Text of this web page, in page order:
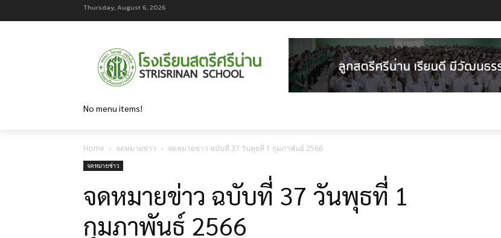
Thursday, August 6, 2026
No menu items!
Home จดหมายข่าว จดหมายข่าว ฉบับที่ 37 วันพุธที่ 1 กุมภาพันธ์ 2566
จดหมายข่าว
จดหมายข่าว ฉบับที่ 37 วันพุธที่ 1
กุมภาพันธ์ 2566